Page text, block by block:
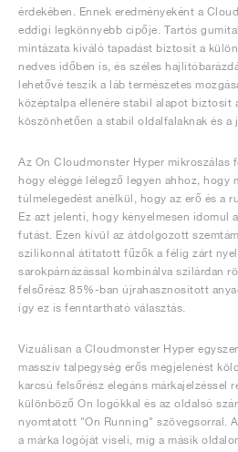
érdekében. Ennek eredményeként a
eddigi legkönnyebb cipője. Tartós
mintázata kiváló tapadást biztosít a
nedves időben is, és széles
lehetővé teszik a láb természetes
középtalpa ellenére stabil alapot biztosít
köszönhetően a stabil oldalfalaknak és a
Az On Cloudmonster Hyper mikroszálas
hogy eléggé lélegző legyen ahhoz, hogy
túlmelegedést anélkül, hogy az erő és a
Ez azt jelenti, hogy kényelmesen idomul
futást. Ezen kívül az átdolgozott
szilikonnal átitatott fűzők a félig zárt
sarokpárnázással kombinálva szilárdan
felsőrész 85%-ban újrahasznosított
így ez is fenntartható választás.
Vizuálisan a Cloudmonster Hyper
masszív talpegység erős megjelenést
karcsú felsőrész elegáns márkajelzéssel
különböző On logókkal és az oldalsó
nyomtatott "On Running" szövegsorral.
a márka logóját viseli, míg a másik